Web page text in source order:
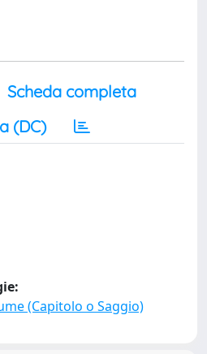
Scheda completa
(DC)
(Capitolo o Saggio)